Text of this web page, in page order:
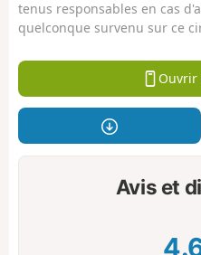
tenus responsables en cas
quelconque survenu sur ce
Ouvrir
Avis et